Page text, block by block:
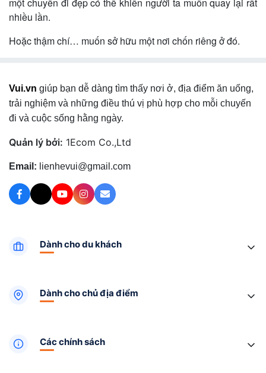
một chuyến đi đẹp có thể khiến người ta muốn quay lại rất
nhiều lần.
Hoặc thậm chí… muốn sở hữu một nơi chốn riêng ở đó.
Vui.vn giúp bạn dễ dàng tìm thấy nơi ở, địa điểm ăn uống,
trải nghiệm và những điều thú vị phù hợp cho mỗi chuyến
đi và cuộc sống hằng ngày.
Quản lý bởi: 1Ecom Co.,Ltd
Email: lienhevui@gmail.com
Dành cho du khách
Dành cho chủ địa điểm
Các chính sách